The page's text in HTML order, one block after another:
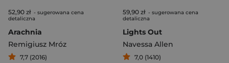
52,90 zł - sugerowana cena
detaliczna
Arachnia
Remigiusz Mróz
7,7 (2016)
59,90 zł - sugerowana cena
detaliczna
Lights Out
Navessa Allen
7,0 (1410)